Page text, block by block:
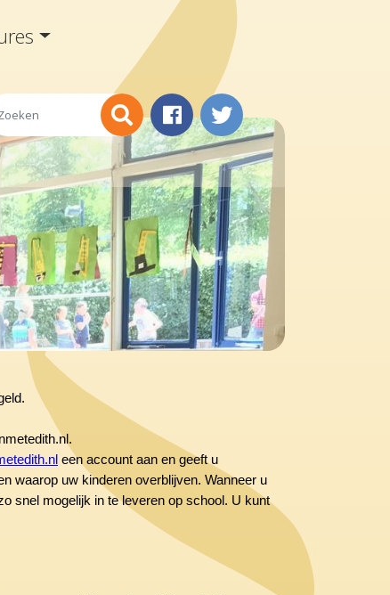
een account aan en geeft u
waarop uw kinderen overblijven. Wanneer u
snel mogelijk in te leveren op school. U kunt